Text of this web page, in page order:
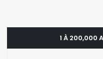
1 À 200,000